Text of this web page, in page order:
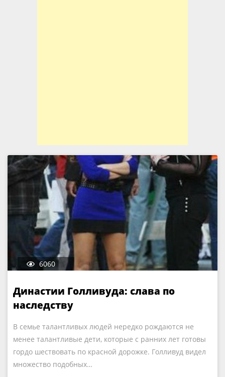
6060
Династии Голливуда: слава по
наследству
В семье талантливых людей нередко рождаются не
менее талантливые дети, которые с ранних лет готовы
гордо шествовать по красной дорожке. Голливуд видел
множество подобных…